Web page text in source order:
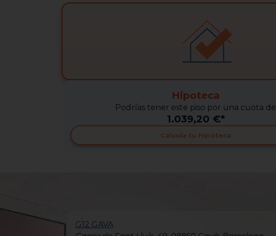
Hipoteca
Podrías tener este piso por una cuota de
1.039,20 €*
Calcula tu Hipoteca
G12 GAVA